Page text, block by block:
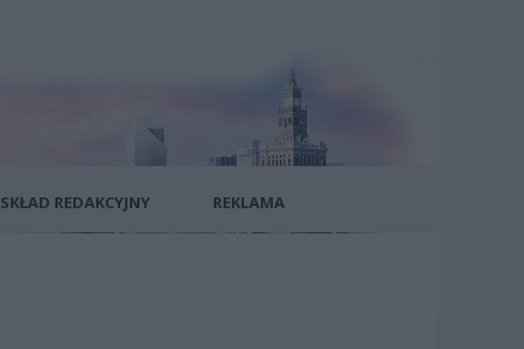
SKŁAD REDAKCYJNY REKLAMA